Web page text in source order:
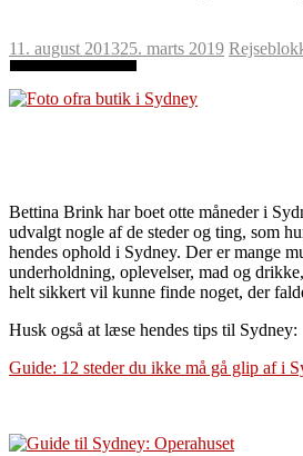
11. august 201325. marts 2019
Bettina Brink har boet otte måneder i
udvalgt nogle af de steder og ting, som
hendes ophold i Sydney. Der er mange
underholdning, oplevelser, mad og
helt sikkert vil kunne finde noget, der
Husk også at læse hendes tips til Sydney:
Guide: 12 steder du ikke må gå glip af i